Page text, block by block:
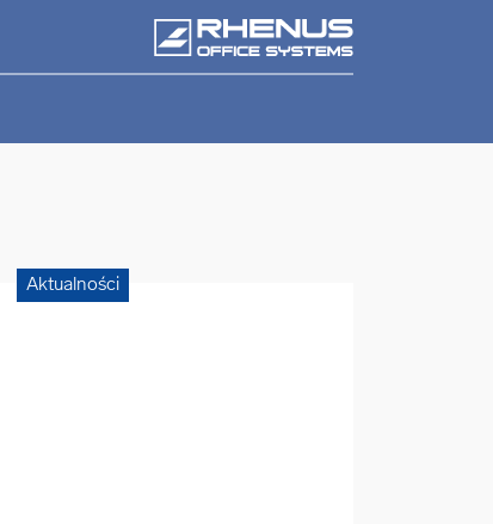
Aktualności